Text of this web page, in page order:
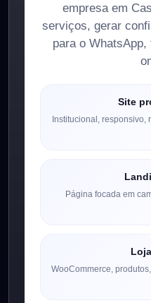
empresa em
serviços, gerar
para o
Site
Institucional, responsivo,
Página focada em
WooCommerce,